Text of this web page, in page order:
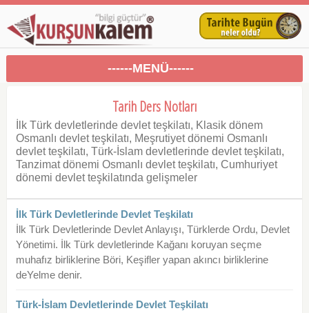
------MENÜ------
Tarih Ders Notları
İlk Türk devletlerinde devlet teşkilatı, Klasik dönem
Osmanlı devlet teşkilatı, Meşrutiyet dönemi Osmanlı
devlet teşkilatı, Türk-İslam devletlerinde devlet teşkilatı,
Tanzimat dönemi Osmanlı devlet teşkilatı, Cumhuriyet
dönemi devlet teşkilatında gelişmeler
İlk Türk Devletlerinde Devlet Teşkilatı
İlk Türk Devletlerinde Devlet Anlayışı, Türklerde Ordu, Devlet
Yönetimi. İlk Türk devletlerinde Kağanı koruyan seçme
muhafız birliklerine Böri, Keşifler yapan akıncı birliklerine
deYelme denir.
Türk-İslam Devletlerinde Devlet Teşkilatı